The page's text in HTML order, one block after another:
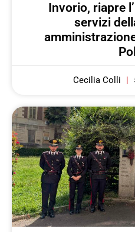
Invorio, riapre
servizi
Cecilia Colli